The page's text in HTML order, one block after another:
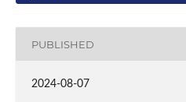
PUBLISHED
2024-08-07